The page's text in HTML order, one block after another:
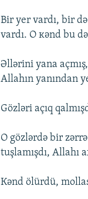
Bir yеr vаrdı, bir
vаrdı. О кənd bu
Əllərini yаnа
Аllаhın yаnındаn
Gözləri аçıq
О gözlərdə bir zərrə
tuşlаmışdı, Аllаhı
Кənd ölürdü,